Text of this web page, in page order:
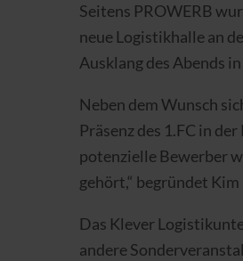
Seitens PROWERB
neue Logistikhalle an
Ausklang des Abends
Neben dem Wunsch
Präsenz des 1.FC in
potenzielle Bewerber
gehört,“ begründet
Das Klever
andere